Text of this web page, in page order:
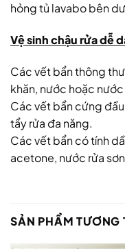
hỏng tủ lavabo bên
Vệ sinh chậu rửa dễ
Các vết bẩn thông
khăn, nước hoặc
Các vết bẩn cứng
tẩy rửa đa năng.
Các vết bẩn có tính
acetone, nước rửa
SẢN PHẨM TƯƠNG